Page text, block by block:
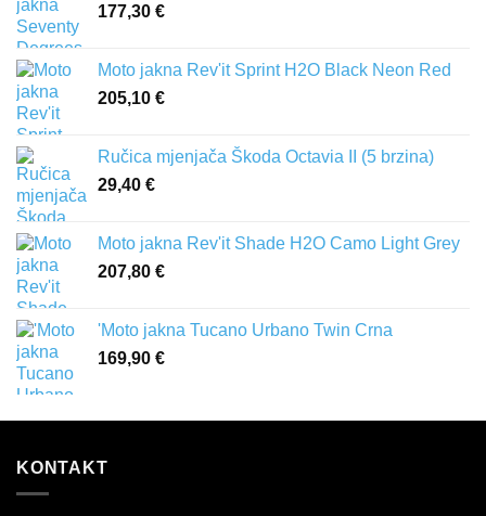
177,30 €
Moto jakna Rev'it Sprint H2O Black Neon Red
205,10 €
Ručica mjenjača Škoda Octavia II (5 brzina)
29,40 €
Moto jakna Rev'it Shade H2O Camo Light Grey
207,80 €
'Moto jakna Tucano Urbano Twin Crna
169,90 €
KONTAKT